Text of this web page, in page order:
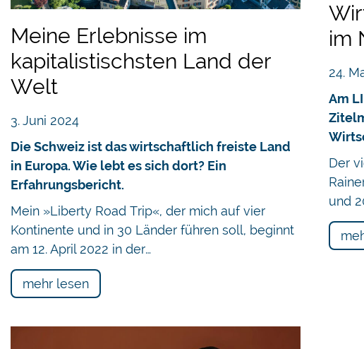
Meine Erlebnisse im
kapitalistischsten Land der
Welt
3. Juni 2024
Die Schweiz ist das wirtschaftlich freiste Land
in Europa. Wie lebt es sich dort? Ein
Erfahrungsbericht.
Mein »Liberty Road Trip«, der mich auf vier
Kontinente und in 30 Länder führen soll, beginnt
am 12. April 2022 in der…
mehr lesen
im
24.
Am
Der
und